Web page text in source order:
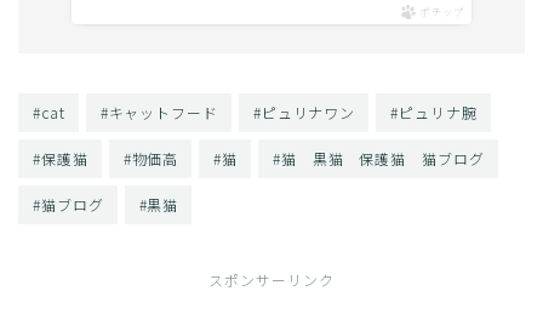
ポチップ
#cat #キャットフード #ピュリナワン #ピュリナ腕
#保護猫 #物価高 #猫 #猫 黒猫 保護猫 猫ブログ
#猫ブログ #黒猫
スポンサーリンク